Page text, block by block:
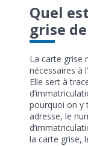
Quel
grise
La carte grise
nécessaires à
Elle sert à
pourquoi on y
adresse, le
la carte grise,